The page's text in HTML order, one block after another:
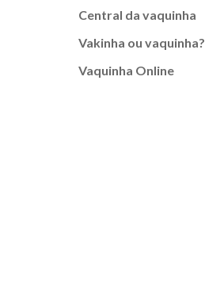
Central da vaquinha
Vakinha ou vaquinha?
Vaquinha Online